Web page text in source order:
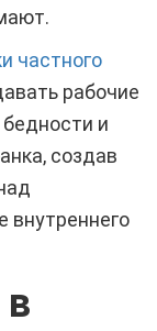
частного
рабочие
и
создав
внутреннего